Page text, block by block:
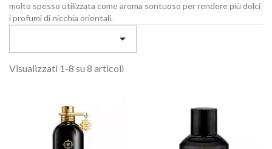
molto spesso utilizzata come aroma sontuoso per rendere più dolci
i profumi di nicchia orientali.

Visualizzati 1-8 su 8 articoli